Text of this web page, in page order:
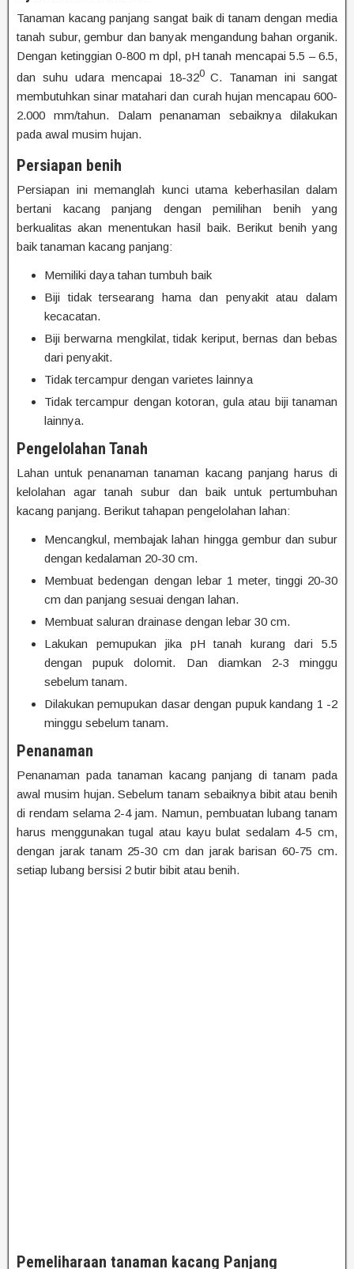
Tanaman kacang panjang sangat baik di tanam dengan media
tanah subur, gembur dan banyak mengandung bahan organik.
Dengan ketinggian 0-800 m dpl, pH tanah mencapai 5.5 – 6.5,
dan suhu udara mencapai 18-320 C. Tanaman ini sangat
membutuhkan sinar matahari dan curah hujan mencapau 600-
2.000 mm/tahun. Dalam penanaman sebaiknya dilakukan
pada awal musim hujan.
Persiapan benih
Persiapan ini memanglah kunci utama keberhasilan dalam
bertani kacang panjang dengan pemilihan benih yang
berkualitas akan menentukan hasil baik. Berikut benih yang
baik tanaman kacang panjang:
Memiliki daya tahan tumbuh baik
Biji tidak tersearang hama dan penyakit atau dalam
kecacatan.
Biji berwarna mengkilat, tidak keriput, bernas dan bebas
dari penyakit.
Tidak tercampur dengan varietes lainnya
Tidak tercampur dengan kotoran, gula atau biji tanaman
lainnya.
Pengelolahan Tanah
Lahan untuk penanaman tanaman kacang panjang harus di
kelolahan agar tanah subur dan baik untuk pertumbuhan
kacang panjang. Berikut tahapan pengelolahan lahan:
Mencangkul, membajak lahan hingga gembur dan subur
dengan kedalaman 20-30 cm.
Membuat bedengan dengan lebar 1 meter, tinggi 20-30
cm dan panjang sesuai dengan lahan.
Membuat saluran drainase dengan lebar 30 cm.
Lakukan pemupukan jika pH tanah kurang dari 5.5
dengan pupuk dolomit. Dan diamkan 2-3 minggu
sebelum tanam.
Dilakukan pemupukan dasar dengan pupuk kandang 1 -2
minggu sebelum tanam.
Penanaman
Penanaman pada tanaman kacang panjang di tanam pada
awal musim hujan. Sebelum tanam sebaiknya bibit atau benih
di rendam selama 2-4 jam. Namun, pembuatan lubang tanam
harus menggunakan tugal atau kayu bulat sedalam 4-5 cm,
dengan jarak tanam 25-30 cm dan jarak barisan 60-75 cm.
setiap lubang bersisi 2 butir bibit atau benih.
Pemeliharaan tanaman kacang Panjang